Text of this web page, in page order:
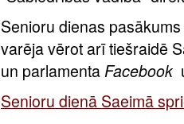
Senioru dienas
varēja vērot arī tiešraidē
un parlamentaFacebook
Senioru dienā Saeimā